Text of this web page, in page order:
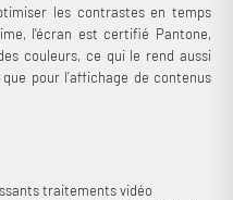
les contrastes en temps
l'écran est certifié Pantone,
couleurs, ce qui le rend aussi
pour l’affichage de contenus
traitements vidéo